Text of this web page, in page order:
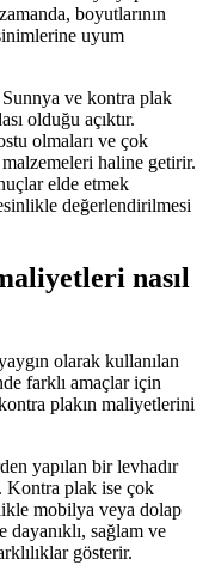
boyutlarının
uyum
Sunnya ve kontra plak
olduğu açıktır.
olmaları ve çok
haline getirir.
elde etmek
değerlendirilmesi
nasıl
olarak kullanılan
farklı amaçlar için
plakın maliyetlerini
yapılan bir levhadır
Kontra plak ise çok
mobilya veya dolap
dayanıklı, sağlam ve
gösterir.